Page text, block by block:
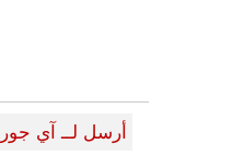
أرسل لــ آي